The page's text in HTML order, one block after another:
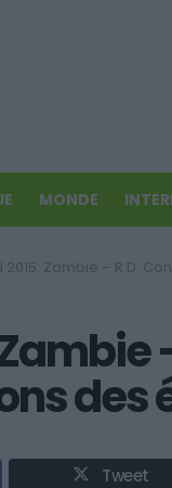
MONDE
Zambie – R.D. Congo – Les
des
Tweet